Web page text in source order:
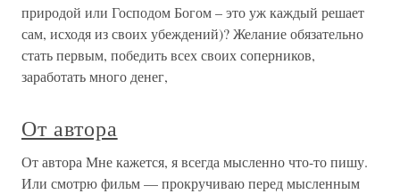
природой или Господом Богом – это уж каждый решает
сам, исходя из своих убеждений)? Желание обязательно
стать первым, победить всех своих соперников,
заработать много денег,
От автора
От автора Мне кажется, я всегда мысленно что-то пишу.
Или смотрю фильм — прокручиваю перед мысленным